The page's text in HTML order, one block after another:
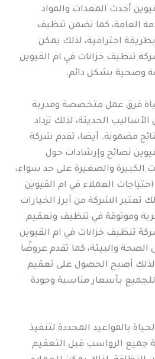
أحدث المعدات والمواد
العامة، كما تضمن تنظيف
احترافية، لذلك يمكن
تنظيف خزانات في ام القيوين
وصحية بشكل دائم.
فرق عمل متخصصة ومدربة
الحديثة، لذلك تزداد
مضمونة. أيضا، تقدم شركة
نصائح وإرشادات حول
الكبيرة والصغيرة على حد سواء،
العملاء في ام القيوين
الشركة من أبرز الخيارات
وموثوقة في تنظيف وتعقيم
تنظيف خزانات في ام القيوين
الصحة والبيئة، كما تقدم عروضًا
لذلك أصبح الحصول على تعقيم
للجميع بأسعار مناسبة وجودة
بالمواعيد المحددة لتنفيذ
جميع الرواسب قبل التعقيم